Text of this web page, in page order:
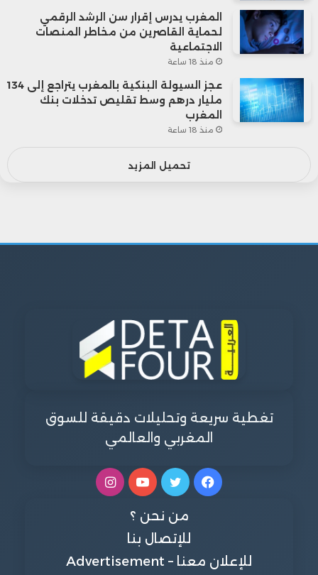
المغرب يدرس إقرار سن الرشد الرقمي
لحماية القاصرين من مخاطر المنصات
الاجتماعية
منذ 18 ساعة
عجز السيولة البنكية بالمغرب يتراجع إلى 134
مليار درهم وسط تقليص تدخلات بنك
المغرب
منذ 18 ساعة
تحميل المزيد
تغطية سريعة وتحليلات دقيقة للسوق
المغربي والعالمي
فيسبوكتويتر يوتيوبانستقرام
من نحن ؟
للإتصال بنا
للإعلان معنا – Advertisement